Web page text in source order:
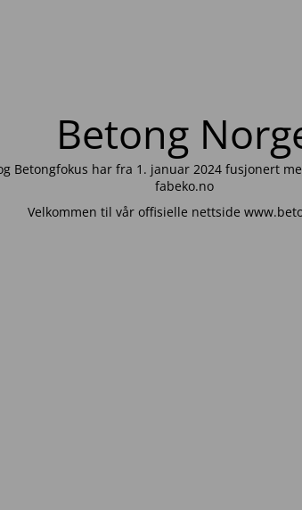
Betong
Betongfokus har fra 1. januar 2024 fusjonert
fabeko.no
Velkommen til vår offisielle nettside